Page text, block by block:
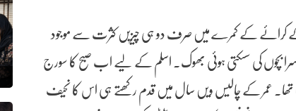
کرائے کے کمرے میں صرف دو ہی چیزیں کثرت سے موجود
بچوں کی سسکتی ہوئی بھوک۔ اسلم کے لیے اب صبح کا سورج
تھا۔ عمر کے چالیس ویں سال میں قدم رکھتے ہی اس کا نحیف